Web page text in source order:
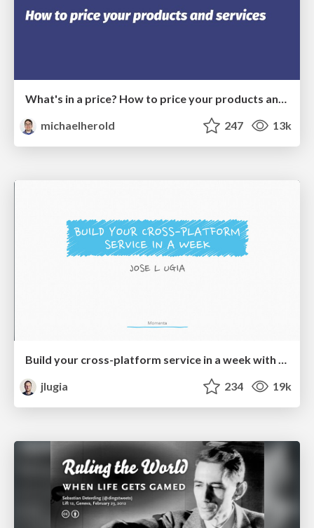
michaelherold
247 13k
Build your cross-platform service in a week with App Engine
jlugia
234 19k